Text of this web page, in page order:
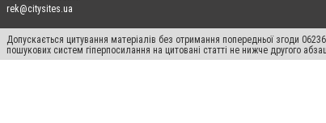
rek@citysites.ua
Допускається цитування матеріалів без отримання попередньої згоди
пошукових систем гіперпосилання на цитовані статті не нижче другого